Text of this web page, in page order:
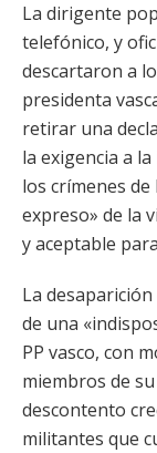
La dirigente
telefónico, y
descartaron a
presidenta
retirar una
la exigencia a
los crímenes
expreso» de la
y aceptable
La
de una
PP vasco, con
miembros de
descontento
militantes que